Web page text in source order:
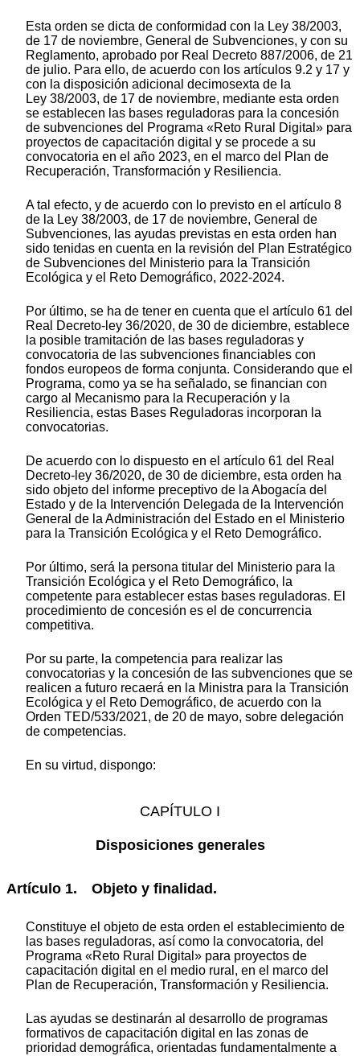
Esta orden se dicta de conformidad con la Ley 38/2003,
de 17 de noviembre, General de Subvenciones, y con su
Reglamento, aprobado por Real Decreto 887/2006, de 21
de julio. Para ello, de acuerdo con los artículos 9.2 y 17 y
con la disposición adicional decimosexta de la
Ley 38/2003, de 17 de noviembre, mediante esta orden
se establecen las bases reguladoras para la concesión
de subvenciones del Programa «Reto Rural Digital» para
proyectos de capacitación digital y se procede a su
convocatoria en el año 2023, en el marco del Plan de
Recuperación, Transformación y Resiliencia.
A tal efecto, y de acuerdo con lo previsto en el artículo 8
de la Ley 38/2003, de 17 de noviembre, General de
Subvenciones, las ayudas previstas en esta orden han
sido tenidas en cuenta en la revisión del Plan Estratégico
de Subvenciones del Ministerio para la Transición
Ecológica y el Reto Demográfico, 2022-2024.
Por último, se ha de tener en cuenta que el artículo 61 del
Real Decreto-ley 36/2020, de 30 de diciembre, establece
la posible tramitación de las bases reguladoras y
convocatoria de las subvenciones financiables con
fondos europeos de forma conjunta. Considerando que el
Programa, como ya se ha señalado, se financian con
cargo al Mecanismo para la Recuperación y la
Resiliencia, estas Bases Reguladoras incorporan la
convocatorias.
De acuerdo con lo dispuesto en el artículo 61 del Real
Decreto-ley 36/2020, de 30 de diciembre, esta orden ha
sido objeto del informe preceptivo de la Abogacía del
Estado y de la Intervención Delegada de la Intervención
General de la Administración del Estado en el Ministerio
para la Transición Ecológica y el Reto Demográfico.
Por último, será la persona titular del Ministerio para la
Transición Ecológica y el Reto Demográfico, la
competente para establecer estas bases reguladoras. El
procedimiento de concesión es el de concurrencia
competitiva.
Por su parte, la competencia para realizar las
convocatorias y la concesión de las subvenciones que se
realicen a futuro recaerá en la Ministra para la Transición
Ecológica y el Reto Demográfico, de acuerdo con la
Orden TED/533/2021, de 20 de mayo, sobre delegación
de competencias.
En su virtud, dispongo:
CAPÍTULO I
Disposiciones generales
Artículo 1. Objeto y finalidad.
Constituye el objeto de esta orden el establecimiento de
las bases reguladoras, así como la convocatoria, del
Programa «Reto Rural Digital» para proyectos de
capacitación digital en el medio rural, en el marco del
Plan de Recuperación, Transformación y Resiliencia.
Las ayudas se destinarán al desarrollo de programas
formativos de capacitación digital en las zonas de
prioridad demográfica, orientadas fundamentalmente a